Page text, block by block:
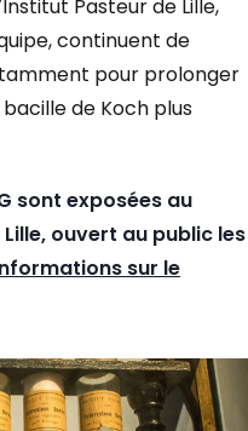
Pasteur de Lille,
continuent de
pour prolonger
de Koch plus
sont exposées au
ouvert au public les
sur le